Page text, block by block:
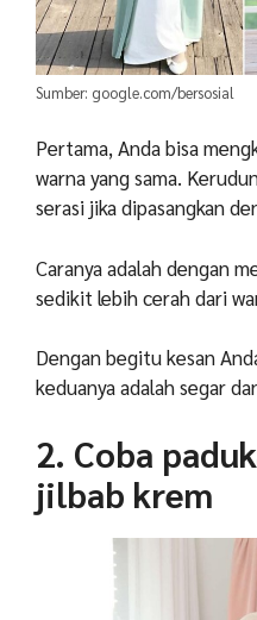
Sumber: google.com/bersosial
Pertama, Anda bisa
warna yang sama.
serasi jika dipasangkan
Caranya adalah dengan
sedikit lebih cerah dari
Dengan begitu kesan
keduanya adalah segar
2. Coba
jilbab krem